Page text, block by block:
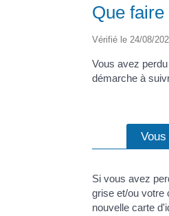
Que
Vérifié le 24/08/
Vous avez
démarche à
Si vous avez
grise et/ou votre
nouvelle carte